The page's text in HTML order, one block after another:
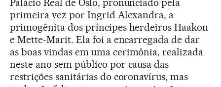
Palácio Real de Oslo, pronunciado pela
primeira vez por Ingrid Alexandra, a
primogênita dos príncipes herdeiros Haakon
e Mette-Marit. Ela foi a encarregada de dar
as boas vindas em uma cerimônia, realizada
neste ano sem público por causa das
restrições sanitárias do coronavírus, mas